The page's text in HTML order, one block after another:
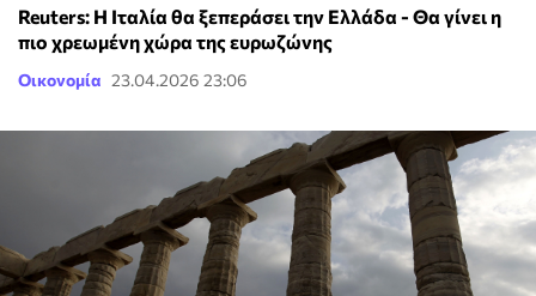
Reuters: Η Ιταλία θα ξεπεράσει την Ελλάδα - Θα γίνει η
πιο χρεωμένη χώρα της ευρωζώνης
Οικονομία 23.04.2026 23:06